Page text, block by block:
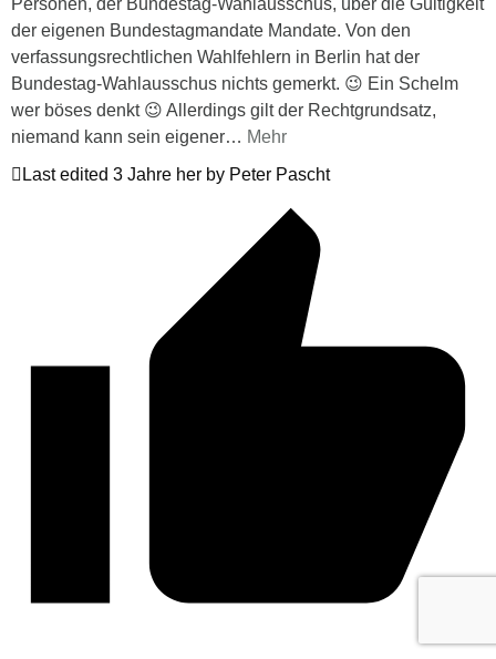
Personen, der Bundestag-Wahlausschus, über die Gültigkeit
der eigenen Bundestagmandate Mandate. Von den
verfassungsrechtlichen Wahlfehlern in Berlin hat der
Bundestag-Wahlausschus nichts gemerkt. 😉 Ein Schelm
wer böses denkt 😉 Allerdings gilt der Rechtgrundsatz,
niemand kann sein eigener… Mehr
Last edited 3 Jahre her by Peter Pascht